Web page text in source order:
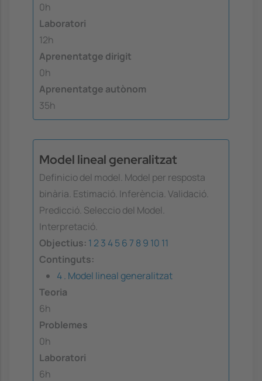
0h
Laboratori
12h
Aprenentatge dirigit
0h
Aprenentatge autònom
35h
Model lineal generalitzat
Definicio del model. Model per resposta
binària. Estimació. Inferència. Validació.
Predicció. Seleccio del Model.
Interpretació.
Objectius: 1 23 456 7 8 9 10 11
Continguts:
4 . Model lineal generalitzat
Teoria
6h
Problemes
0h
Laboratori
6h